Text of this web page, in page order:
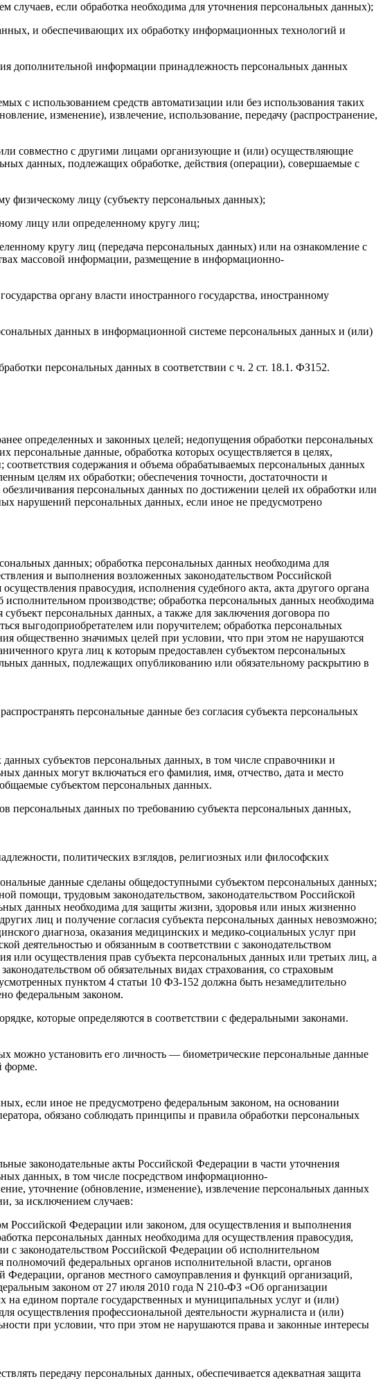
если обработка необходима для уточнения персональных данных);
и обеспечивающих их обработку информационных технологий и
дополнительной информации принадлежность персональных данных
с использованием средств автоматизации или без использования таких
изменение), извлечение, использование, передачу (распространение,
совместно с другими лицами организующие и (или) осуществляющие
данных, подлежащих обработке, действия (операции), совершаемые с
физическому лицу (субъекту персональных данных);
лицу или определенному кругу лиц;
кругу лиц (передача персональных данных) или на ознакомление с
массовой информации, размещение в информационно-
органу власти иностранного государства, иностранному
данных в информационной системе персональных данных и (или)
персональных данных в соответствии с ч. 2 ст. 18.1. ФЗ152.
определенных и законных целей; недопущения обработки персональных
данные, обработка которых осуществляется в целях,
содержания и объема обрабатываемых персональных данных
целям их обработки; обеспечения точности, достаточности и
персональных данных по достижении целей их обработки или
нарушений персональных данных, если иное не предусмотрено
данных; обработка персональных данных необходима для
и выполнения возложенных законодательством Российской
правосудия, исполнения судебного акта, акта другого органа
производстве; обработка персональных данных необходима
персональных данных, а также для заключения договора по
выгодоприобретателем или поручителем; обработка персональных
общественно значимых целей при условии, что при этом не нарушаются
круга лиц к которым предоставлен субъектом персональных
данных, подлежащих опубликованию или обязательному раскрытию в
персональные данные без согласия субъекта персональных
субъектов персональных данных, в том числе справочники и
данных могут включаться его фамилия, имя, отчество, дата и место
субъектом персональных данных.
персональных данных по требованию субъекта персональных данных,
политических взглядов, религиозных или философских
данные сделаны общедоступными субъектом персональных данных;
помощи, трудовым законодательством, законодательством Российской
данных необходима для защиты жизни, здоровья или иных жизненно
лиц и получение согласия субъекта персональных данных невозможно;
диагноза, оказания медицинских и медико-социальных услуг при
деятельностью и обязанным в соответствии с законодательством
или осуществления прав субъекта персональных данных или третьих лиц, а
об обязательных видах страхования, со страховым
пунктом 4 статьи 10 ФЗ-152 должна быть незамедлительно
федеральным законом.
которые определяются в соответствии с федеральными законами.
можно установить его личность — биометрические персональные данные
форме.
если иное не предусмотрено федеральным законом, на основании
обязано соблюдать принципы и правила обработки персональных
законодательные акты Российской Федерации в части уточнения
данных, в том числе посредством информационно-
уточнение (обновление, изменение), извлечение персональных данных
за исключением случаев:
Российской Федерации или законом, для осуществления и выполнения
персональных данных необходима для осуществления правосудия,
с законодательством Российской Федерации об исполнительном
федеральных органов исполнительной власти, органов
Федерации, органов местного самоуправления и функций организаций,
законом от 27 июля 2010 года N 210-ФЗ «Об организации
на едином портале государственных и муниципальных услуг и (или)
осуществления профессиональной деятельности журналиста и (или)
при условии, что при этом не нарушаются права и законные интересы
передачу персональных данных, обеспечивается адекватная защита